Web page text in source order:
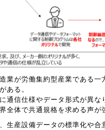
業が労働集約型産業である
ある。
通信仕様やデータ形式が異
全体で共通規格を求める声が
生産設備データの標準化や